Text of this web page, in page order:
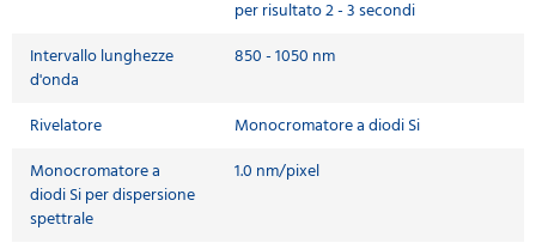
per risultato 2 - 3 secondi
Intervallo lunghezze
d'onda
850 - 1050 nm
Rivelatore
Monocromatore a diodi Si
Monocromatore a
diodi Si per dispersione
spettrale
1.0 nm/pixel